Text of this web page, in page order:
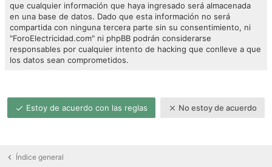
que cualquier información que haya ingresado será almacenada
en una base de datos. Dado que esta información no será
compartida con ninguna tercera parte sin su consentimiento, ni
"ForoElectricidad.com" ni phpBB podrán considerarse
responsables por cualquier intento de hacking que conlleve a que
los datos sean comprometidos.
Estoy de acuerdo con las reglas No estoy de acuerdo
Índice general